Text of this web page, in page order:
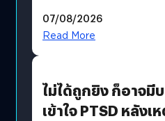
07/08/2026
Read More
ไม่ได้ถูกยิง ก็อาจมี
เข้าใจ PTSD หลังเ